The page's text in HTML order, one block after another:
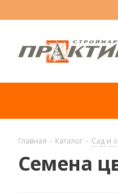
Главная - Каталог - Сад и
Семена